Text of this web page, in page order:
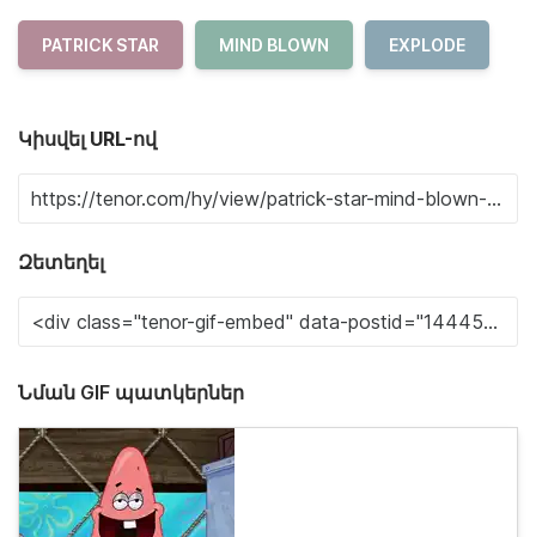
PATRICK STAR MIND BLOWN EXPLODE
Կիսվել URL-ով
Զետեղել
Նման GIF պատկերներ